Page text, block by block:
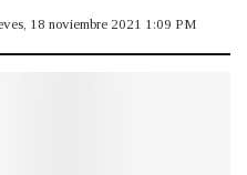
18 noviembre 2021 1:09 PM